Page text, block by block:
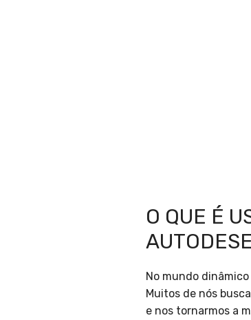
O QUE É
No mundo
Muitos de nós
e nos tornarmos a